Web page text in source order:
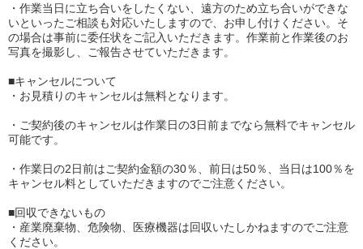
・作業当日に立ち合いをしたくない、遠方のため立ち合いができな
いといったご相談も対応いたしますので、お申し付けください。そ
の場合は事前に委任状をご記入いただきます。作業前と作業後のお
写真を撮影し、ご報告させていただきます。
■キャンセルについて
・お見積りのキャンセルは無料となります。
・ご契約後のキャンセルは作業日の3日前までなら無料でキャンセル
可能です。
・作業日の2日前はご契約金額の30％、前日は50％、当日は100％を
キャンセル料としていただきますのでご注意ください。
■回収できないもの
・産業廃棄物、危険物、医療機器は回収いたしかねますのでご注意
ください。